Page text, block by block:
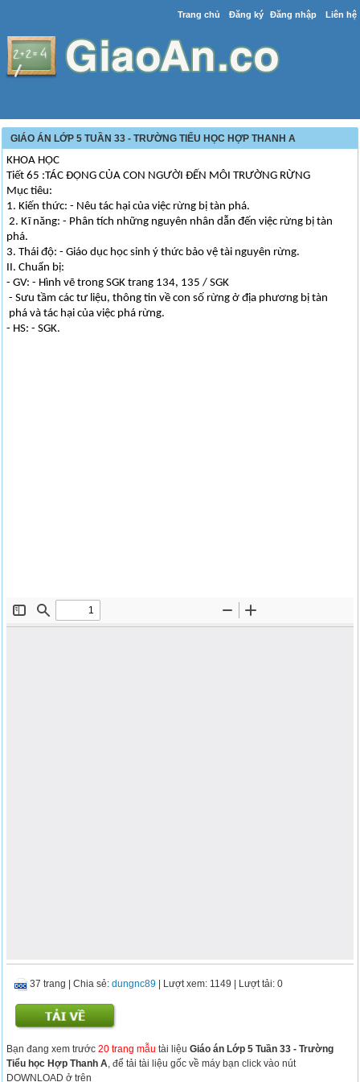
Trang chủ Đăng ký Đăng nhập Liên hệ
GIÁO ÁN LỚP 5 TUẦN 33 - TRƯỜNG TIỂU HỌC HỢP THANH A
KHOA HỌC
Tiết 65 :TÁC ĐỘNG CỦA CON NGƯỜI ĐẾN MÔI TRƯỜNG RỪNG
Mục tiêu:
1. Kiến thức: - Nêu tác hại của việc rừng bị tàn phá.
2. Kĩ năng: - Phân tích những nguyên nhân dẫn đến việc rừng bị tàn
phá.
3. Thái độ: - Giáo dục học sinh ý thức bảo vệ tài nguyên rừng.
II. Chuẩn bị:
- GV: - Hình vẽ trong SGK trang 134, 135 / SGK
- Sưu tầm các tư liệu, thông tin về con số rừng ở địa phương bị tàn
phá và tác hại của việc phá rừng.
- HS: - SGK.
37 trang |Chia sẻ:dungnc89 | Lượt xem: 1149 | Lượt tải: 0
Bạn đang xem trước20 trang mẫu tài liệuGiáo án Lớp 5 Tuần 33 - Trường
Tiểu học Hợp Thanh A , để tải tài liệu gốc về máy bạn click vào nút
DOWNLOAD ở trên